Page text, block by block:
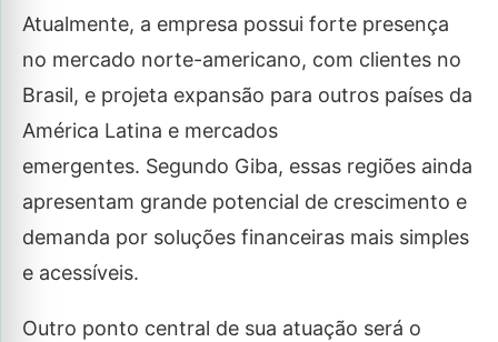
Atualmente, a empresa possui forte presença
no mercado norte-americano, com clientes no
Brasil, e projeta expansão para outros países da
América Latina e mercados
emergentes. Segundo Giba, essas regiões ainda
apresentam grande potencial de crescimento e
demanda por soluções financeiras mais simples
e acessíveis.
Outro ponto central de sua atuação será o